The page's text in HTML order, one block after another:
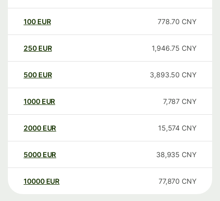
100 EUR 778.70 CNY
250 EUR 1,946.75 CNY
500 EUR 3,893.50 CNY
1000 EUR 7,787 CNY
2000 EUR 15,574 CNY
5000 EUR 38,935 CNY
10000 EUR 77,870 CNY